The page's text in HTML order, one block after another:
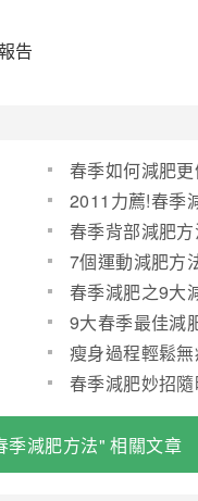
告
春季如何減肥
身法2011力薦!春季
行榜TOP5
春季背部減肥
7個運動減肥方
斤
春季減肥之9大
9大春季最佳減
瘦身過程輕鬆
春季減肥妙招
季減肥方法" 相關文章